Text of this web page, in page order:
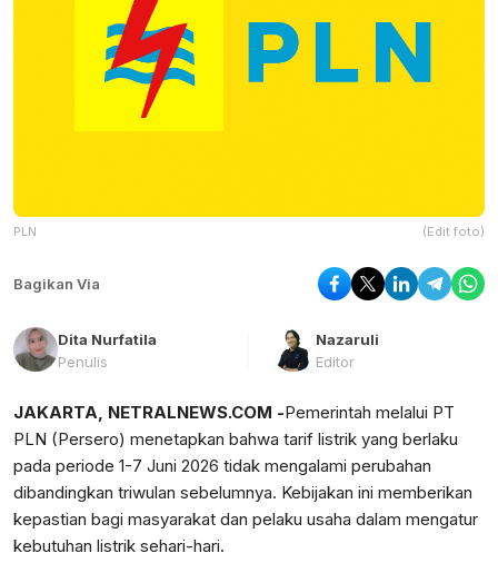
PLN (Edit foto)
Bagikan Via
Dita Nurfatila
Penulis
Nazaruli
Editor
JAKARTA, NETRALNEWS.COM -Pemerintah melalui PT
PLN (Persero) menetapkan bahwa tarif listrik yang berlaku
pada periode 1-7 Juni 2026 tidak mengalami perubahan
dibandingkan triwulan sebelumnya. Kebijakan ini memberikan
kepastian bagi masyarakat dan pelaku usaha dalam mengatur
kebutuhan listrik sehari-hari.